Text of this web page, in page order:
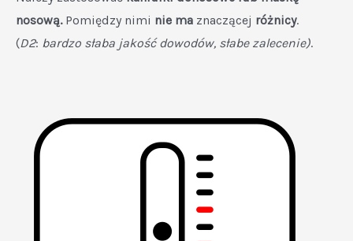
nosową.Pomiędzy nimi nie ma znaczącej różnicy.
(D2: bardzo słaba jakość dowodów, słabe zalecenie).